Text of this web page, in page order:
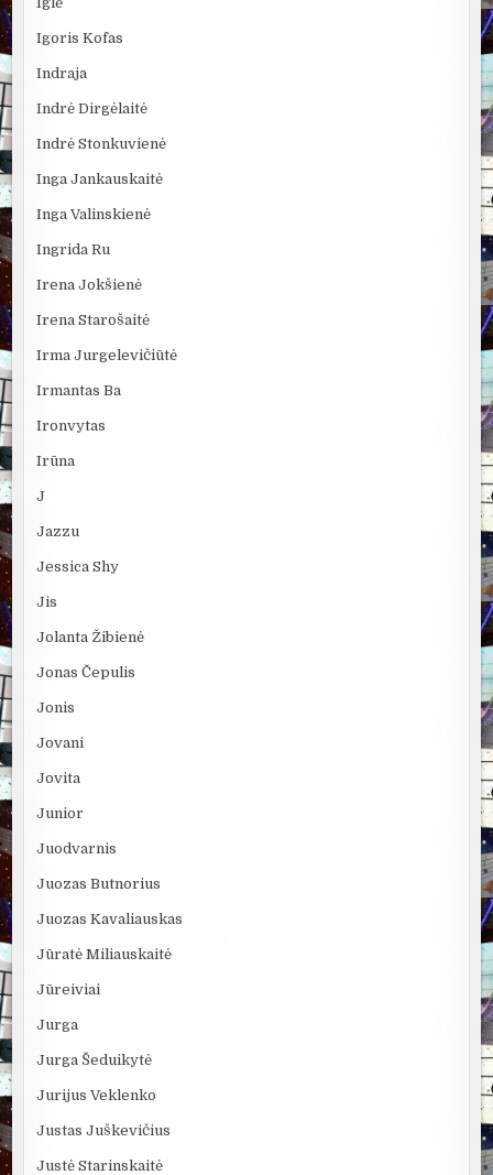
Igoris Kofas
Indraja
Indrė Dirgėlaitė
Indrė Stonkuvienė
Inga Jankauskaitė
Inga Valinskienė
Ingrida Ru
Irena Jokšienė
Irena Starošaitė
Irma Jurgelevičiūtė
Irmantas Ba
Ironvytas
Irūna
J
Jazzu
Jessica Shy
Jis
Jolanta Žibienė
Jonas Čepulis
Jonis
Jovani
Jovita
Junior
Juodvarnis
Juozas Butnorius
Juozas Kavaliauskas
Jūratė Miliauskaitė
Jūreiviai
Jurga
Jurga Šeduikytė
Jurijus Veklenko
Justas Juškevičius
Justė Starinskaitė